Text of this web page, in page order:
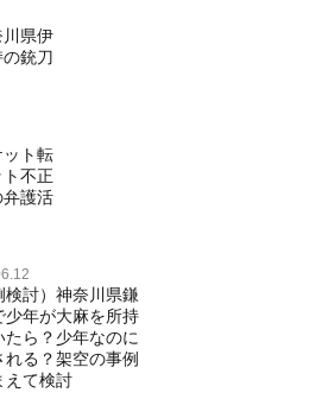
川県伊
銃刀
ット転
不正
護活
検討）神奈川県鎌
少年が大麻を所持
たら？少年なのに
れる？架空の事例
えて検討